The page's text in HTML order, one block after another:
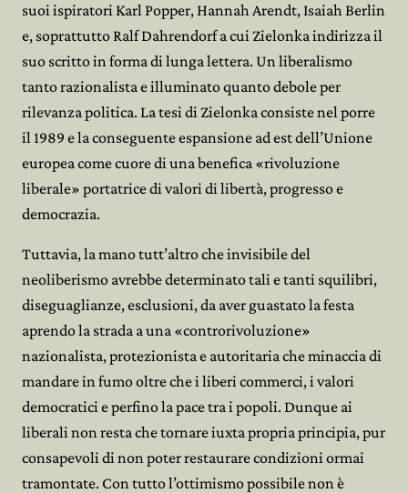
suoi ispiratori Karl Popper, Hannah Arendt, Isaiah Berlin
e, soprattutto Ralf Dahrendorf a cui Zielonka indirizza il
suo scritto in forma di lunga lettera. Un liberalismo
tanto razionalista e illuminato quanto debole per
rilevanza politica. La tesi di Zielonka consiste nel porre
il 1989 e la conseguente espansione ad est dell’Unione
europea come cuore di una benefica «rivoluzione
liberale» portatrice di valori di libertà, progresso e
democrazia.
Tuttavia, la mano tutt’altro che invisibile del
neoliberismo avrebbe determinato tali e tanti squilibri,
diseguaglianze, esclusioni, da aver guastato la festa
aprendo la strada a una «controrivoluzione»
nazionalista, protezionista e autoritaria che minaccia di
mandare in fumo oltre che i liberi commerci, i valori
democratici e perfino la pace tra i popoli. Dunque ai
liberali non resta che tornare iuxta propria principia, pur
consapevoli di non poter restaurare condizioni ormai
tramontate. Con tutto l’ottimismo possibile non è